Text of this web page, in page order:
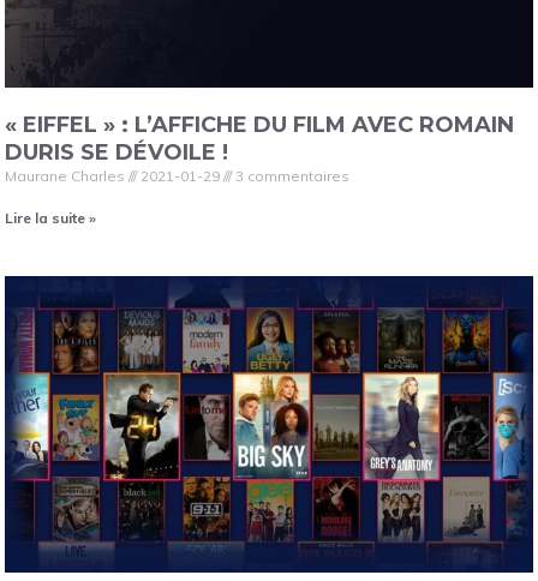
« EIFFEL » : L’AFFICHE DU FILM AVEC ROMAIN
DURIS SE DÉVOILE !
Maurane Charles 2021-01-29 3 commentaires
Lire la suite »